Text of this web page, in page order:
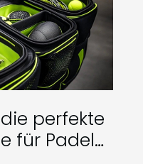
perfekte
für Padel